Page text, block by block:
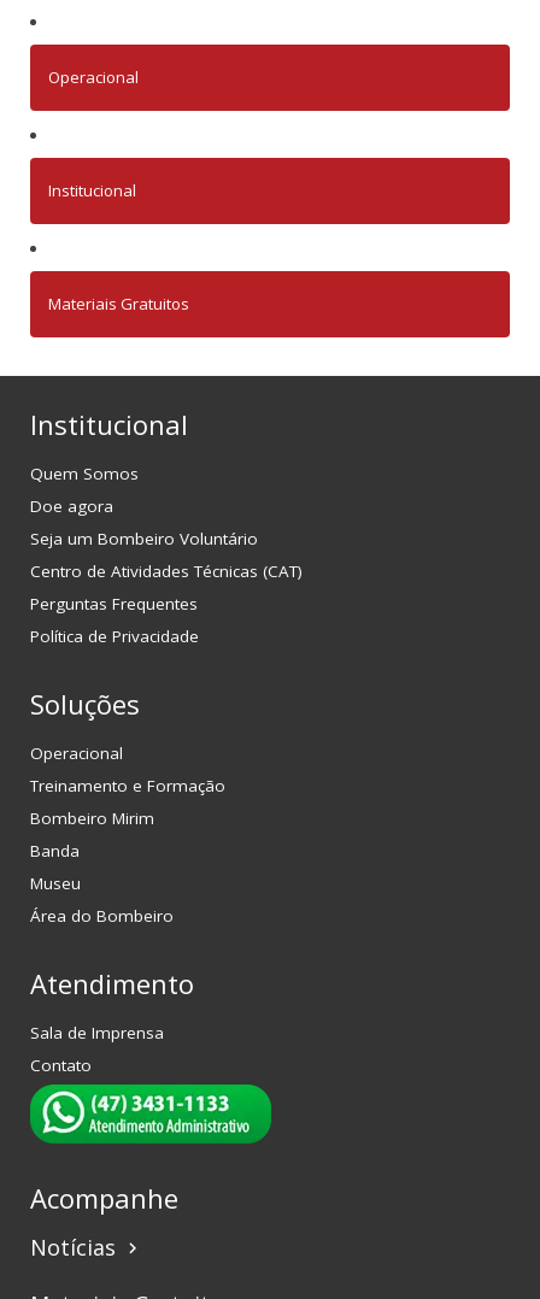
Operacional
Institucional
Materiais Gratuitos
Institucional
Quem Somos
Doe agora
Seja um Bombeiro Voluntário
Centro de Atividades Técnicas (CAT)
Perguntas Frequentes
Política de Privacidade
Soluções
Operacional
Treinamento e Formação
Bombeiro Mirim
Banda
Museu
Área do Bombeiro
Atendimento
Sala de Imprensa
Contato
Acompanhe
Notícias keyboard_arrow_right